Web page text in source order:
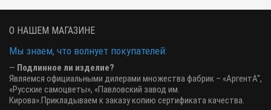
О НАШЕМ МАГАЗИНЕ
Мы знаем, что волнует покупателей:
— Подлинное ли изделие?
Являемся официальными дилерами множества фабрик – «АргентА",
«Русские самоцветы», «Павловский завод им.
Кирова».Прикладываем к заказу копию сертификата качества.